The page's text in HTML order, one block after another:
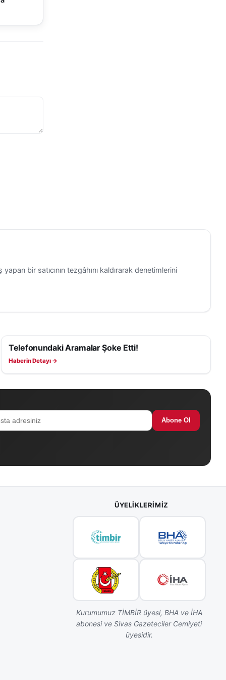
bir satıcının tezgâhını kaldırarak denetimlerini
ASAYIŞ
Telefonundaki Aramalar Şoke Etti!
Haberin Detayı →
Abone Ol
ÜYELIKLERIMIZ
Kurumumuz TİMBİR üyesi, BHA ve İHA
abonesi ve Sivas Gazeteciler Cemiyeti
üyesidir.